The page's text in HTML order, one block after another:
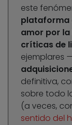
este
plataforma
amor por
críticas de
ejemplares
definitiva,
sobre todo
(a veces,
sentido del